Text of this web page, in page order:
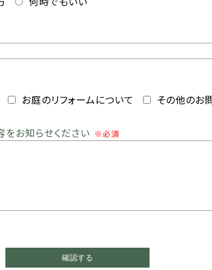
お庭のリフォームについて その他のお
お知らせください ※必須